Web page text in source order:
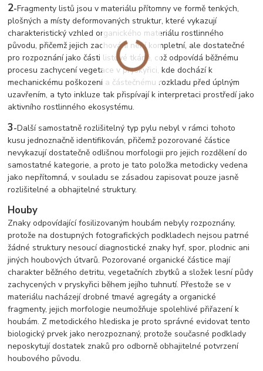
2-Fragmenty listů jsou v materiálu přítomny ve formě tenkých,
plošných a místy deformovaných struktur, které vykazují
charakteristický vzhled organického materiálu rostlinného
původu, přičemž jejich zachování není kompletní, ale dostatečné
pro rozpoznání jako části listové tkáně, což odpovídá běžnému
procesu zachycení vegetace v pryskyřici, kde dochází k
mechanickému poškození a částečnému rozkladu před úplným
uzavřením, a tyto inkluze tak přispívají k interpretaci prostředí jako
aktivního rostlinného ekosystému.
3-Další samostatně rozlišitelný typ pylu nebyl v rámci tohoto
kusu jednoznačně identifikován, přičemž pozorované částice
nevykazují dostatečně odlišnou morfologii pro jejich rozdělení do
samostatné kategorie, a proto je tato položka metodicky vedena
jako nepřítomná, v souladu se zásadou zapisovat pouze jasně
rozlišitelné a obhajitelné struktury.
Houby
Znaky odpovídající fosilizovaným houbám nebyly rozpoznány,
protože na dostupných fotografických podkladech nejsou patrné
žádné struktury nesoucí diagnostické znaky hyf, spor, plodnic ani
jiných houbových útvarů. Pozorované organické částice mají
charakter běžného detritu, vegetačních zbytků a složek lesní půdy
zachycených v pryskyřici během jejího tuhnutí. Přestože se v
materiálu nacházejí drobné tmavé agregáty a organické
fragmenty, jejich morfologie neumožňuje spolehlivé přiřazení k
houbám. Z metodického hlediska je proto správné evidovat tento
biologický prvek jako nerozpoznaný, protože současné podklady
neposkytují dostatek znaků pro odborně obhajitelné potvrzení
houbového původu.